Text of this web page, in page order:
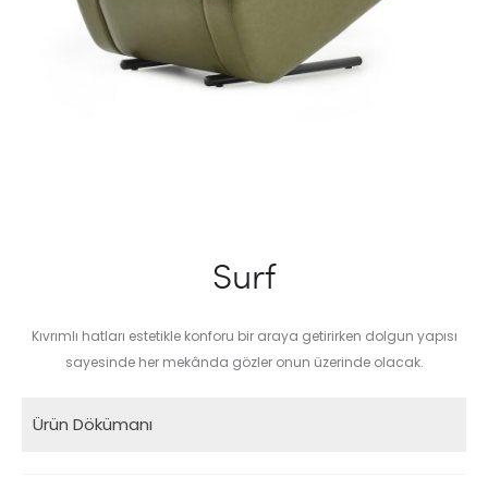
Surf
Kıvrımlı hatları estetikle konforu bir araya getirirken dolgun yapısı
sayesinde her mekânda gözler onun üzerinde olacak.
Ürün Dökümanı